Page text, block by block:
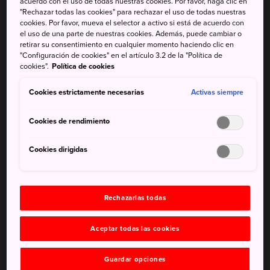
Asistir a una actuación de la compañía de
mujeres Takarazuka
Cómo llegar
Ikeda está a 20 minutos de Osaka en tren.
desde la estación de Hankyu-Umeda y bájate en la
las líneas de tren Hankyu y las de metro de la ciudad.
El lugar donde surgió el progreso
económico de Japón
"Rechazar todas las cookies" para rechazar el uso de todas nuestras
cookies. Por favor, mueva el selector a activo si está de acuerdo con
el uso de una parte de nuestras cookies. Además, puede cambiar o
retirar su consentimiento en cualquier momento haciendo clic en
"Configuración de cookies" en el artículo 3.2 de la "Política de
cookies". Política de cookies
Cookies estrictamente necesarias Activas siempre
Cookies de rendimiento
Cookies dirigidas
Rechazarlas todas
Aceptar todas las cookies
Guardar opciones